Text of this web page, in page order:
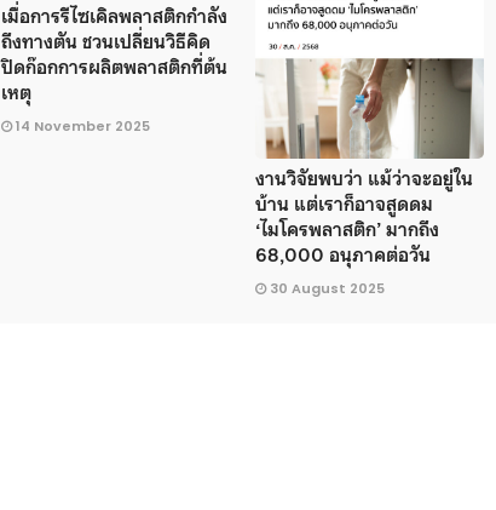
เมื่อการรีไซเคิลพลาสติกกำลัง
ถึงทางตัน ชวนเปลี่ยนวิธีคิด
ปิดก๊อกการผลิตพลาสติกที่ต้น
เหตุ
14 November 2025
งานวิจัยพบว่า แม้ว่าจะอยู่ใน
บ้าน แต่เราก็อาจสูดดม
‘ไมโครพลาสติก’ มากถึง
68,000 อนุภาคต่อวัน
30 August 2025